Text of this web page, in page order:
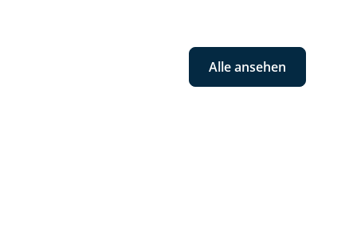
Alle ansehen